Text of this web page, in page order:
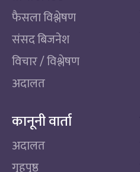
फैसला विश्लेषण
संसद बिजनेश
विचार / विश्लेषण
अदालत
कानूनी वार्ता
अदालत
गृहपृष्ठ